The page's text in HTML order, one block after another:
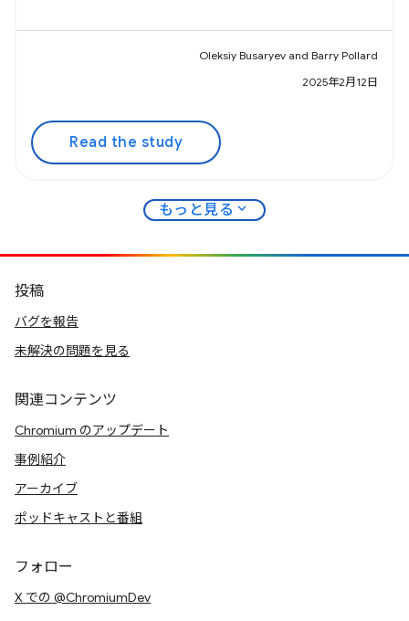
Oleksiy Busaryev and Barry Pollard
2025年2月12日
Read the study
もっと見る expand_more
投稿
バグを報告
未解決の問題を見る
関連コンテンツ
Chromium のアップデート
事例紹介
アーカイブ
ポッドキャストと番組
フォロー
X での @ChromiumDev